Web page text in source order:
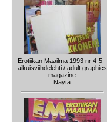
Erotiikan Maailma 1993 nr 4-5 -
aikuisviihdelehti / adult graphics
magazine
Näytä